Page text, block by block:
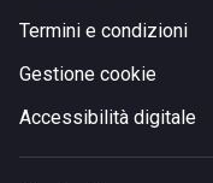
Termini e condizioni
Gestione cookie
Accessibilità digitale